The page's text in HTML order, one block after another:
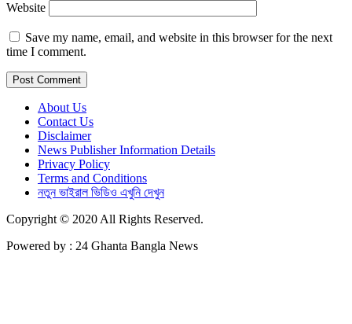
Website
Save my name, email, and website in this browser for the next
time I comment.
About Us
Contact Us
Disclaimer
News Publisher Information Details
Privacy Policy
Terms and Conditions
নতুন ভাইরাল ভিডিও এখুনি দেখুন
Copyright © 2020 All Rights Reserved.
Powered by : 24 Ghanta Bangla News